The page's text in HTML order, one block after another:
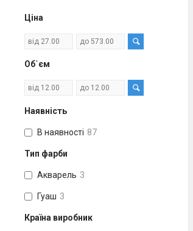
Ціна
Об`єм
Наявність
В наявності 87
Тип фарби
Акварель 3
Гуаш 3
Країна виробник